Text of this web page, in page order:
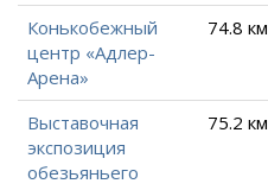
Конькобежный
центр «Адлер-
Арена»
74.8 км
Выставочная
экспозиция
обезьяньего
75.2 км